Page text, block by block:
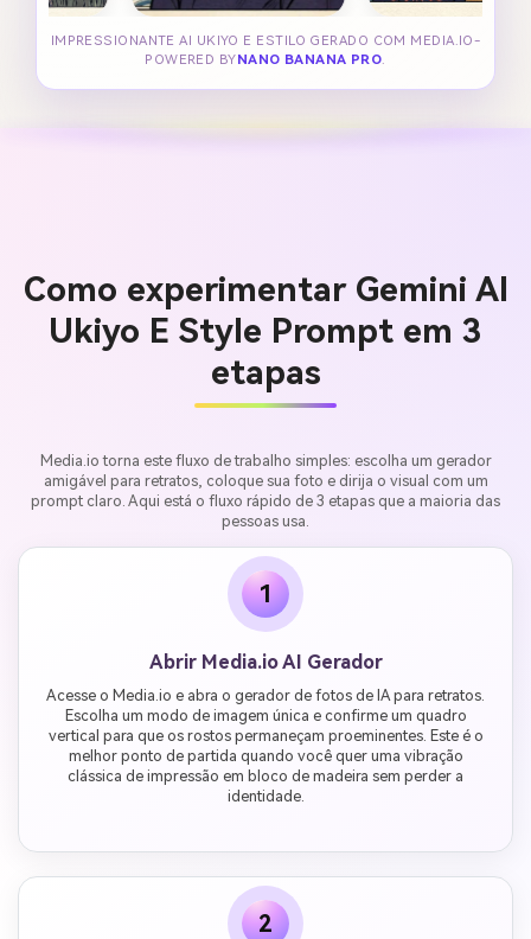
IMPRESSIONANTE AI UKIYO E ESTILO GERADO COM MEDIA.IO-
POWERED BY NANO BANANA PRO.
Como experimentar Gemini AI
Ukiyo E Style Prompt em 3
etapas
Media.io torna este fluxo de trabalho simples: escolha um gerador
amigável para retratos, coloque sua foto e dirija o visual com um
prompt claro. Aqui está o fluxo rápido de 3 etapas que a maioria das
pessoas usa.
1
Abrir Media.io AI Gerador
Acesse o Media.io e abra o gerador de fotos de IA para retratos.
Escolha um modo de imagem única e confirme um quadro
vertical para que os rostos permaneçam proeminentes. Este é o
melhor ponto de partida quando você quer uma vibração
clássica de impressão em bloco de madeira sem perder a
identidade.
2